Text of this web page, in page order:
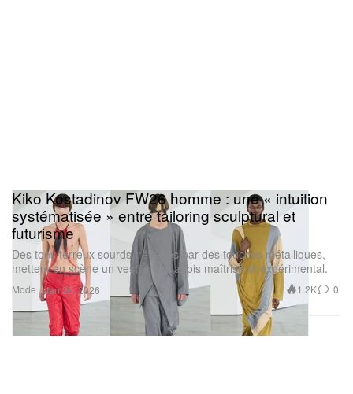
Mode
Kiko Kostadinov FW26 homme : une « intuition
systématisée » entre tailoring sculptural et
futurisme
Des tons terreux sourds, réveillés par des touches métalliques,
mettent en scène un vestiaire à la fois maîtrisé et expérimental.
Jan 26, 2026 1.2K 0